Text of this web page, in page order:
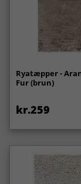
Ryatæpper -
Fur (brun)
kr.259